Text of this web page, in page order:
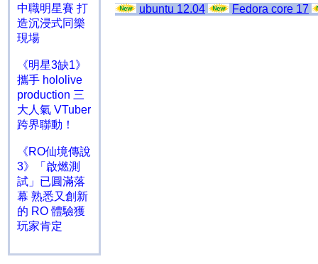
中職明星賽 打
造沉浸式同樂
現場
《明星3缺1》
攜手 hololive
production 三
大人氣 VTuber
跨界聯動！
《RO仙境傳說
3》「啟燃測
試」已圓滿落
幕 熟悉又創新
的 RO 體驗獲
玩家肯定
ubuntu 12.04 Fedora core 17